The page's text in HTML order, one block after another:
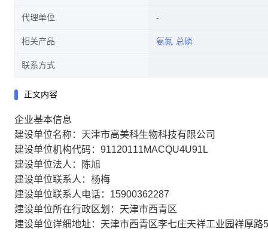
代理单位
相关产品 氨氮 总磷
联系方式
正文内容
企业基本信息
建设单位名称：天津市高美科生物科技有限公司
建设单位机构代码：91120111MACQU4U91L
建设单位法人：陈旭
建设单位联系人：杨梅
建设单位联系人电话：15900362287
建设单位所在行政区划：天津市西青区
建设单位详细地址：天津市西青区李七庄天祥工业园祥厚路